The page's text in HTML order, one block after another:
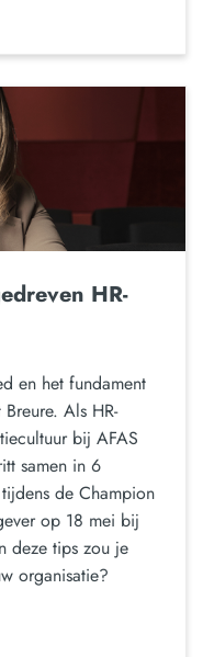
HR-
en het fundament
Als HR-
bij AFAS
samen in 6
de Champion
op 18 mei bij
deze tips zou je
organisatie?